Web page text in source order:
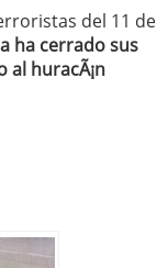
del 11 de
ha cerrado sus
al huracÃ¡n